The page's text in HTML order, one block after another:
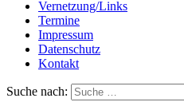
Vernetzung/Links
Termine
Impressum
Datenschutz
Kontakt
Suche nach: